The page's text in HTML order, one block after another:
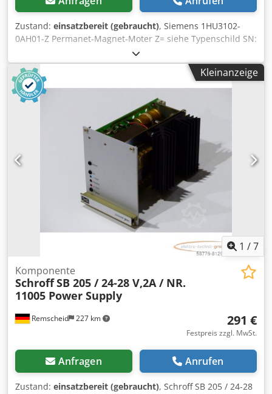
Zustand: einsatzbereit (gebraucht), Siemens 1HU3102-
0AH01-Z Permanet-Magnet-Moter Z= siehe Typenschild SN:
E5M61141001005, fachgerecht komplett überholt und
getestet mit 24 Monaten Gewährleistung, 100%
funktionsfähig, Lieferumfang gem. Fotos,Für diesen Artikel
gelten nicht die vereinbarten Verkaufsrabatte. Preis bitte
separat erfragen! Dwsdpfex Dvmfox Ab Tja
Kleinanzeige
1 /7
Remscheid 227 km
Komponente
SchroffSB 205 / 24-28 V,2A / NR.
11005 Power Supply
291 €
Festpreis zzgl. MwSt.
Anfragen Anrufen
Zustand: einsatzbereit (gebraucht), Schroff SB 205 / 24-28